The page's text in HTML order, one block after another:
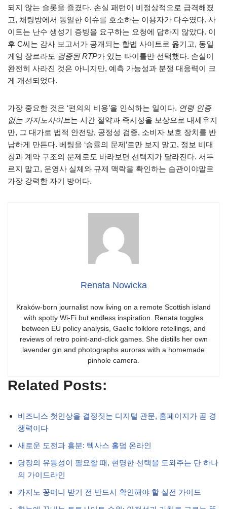
되지 않는 슬롯을 즐겼다. 손실 패턴이 비정상적으로 급격해졌
고, 채팅방에서 동일한 이슈를 호소하는 이용자가 다수였다. 사
이트는 난수 생성기 증빙을 요구하는 요청에 답하지 않았다. 이
후 C씨는 감사 보고서가 공개되는 합법 사이트로 옮기고, 동일
게임 장르라도 검증된 RTP가 있는 타이틀만 선택했다. 손실이
완전히 사라진 것은 아니지만, 예측 가능성과 분쟁 대응력이 크
게 개선되었다.
가장 중요한 것은 ‘편의의 비용’을 인식하는 일이다. 연령 인증
없는 카지노사이트는 시간 절약과 즉시성을 보상으로 내세우지
만, 그 대가로 법적 안전망, 공정성 검증, 소비자 보호 장치를 반
납하게 만든다. 베팅을 ‘승률의 문제’로만 보지 말고, 정보 비대
칭과 계약 구조의 문제로도 바라보면 선택지가 달라진다. 서두
르지 말고, 운영사 실체와 규제 맥락을 확인하는 습관이야말로
가장 강력한 자기 방어다.
Renata Nowicka
Kraków-born journalist now living on a remote Scottish island
with spotty Wi-Fi but endless inspiration. Renata toggles
between EU policy analysis, Gaelic folklore retellings, and
reviews of retro point-and-click games. She distills her own
lavender gin and photographs auroras with a homemade
pinhole camera.
Related Posts:
비즈니스 첫인상을 결정짓는 디지털 관문, 홈페이지가 곧 경
쟁력이다
새로운 도전과 흥분: 텍사스 홀덤 온라인
당장의 유동성이 필요할 때, 현명한 선택을 도와주는 단 하나
의 가이드라인
카지노 꽁머니 받기 전 반드시 확인해야 할 실전 가이드